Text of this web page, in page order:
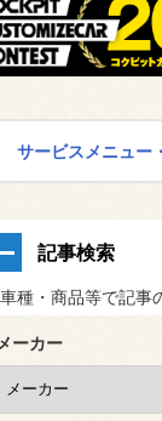
サービスメニュー
記事検索
種・商品等で記事
ーカー